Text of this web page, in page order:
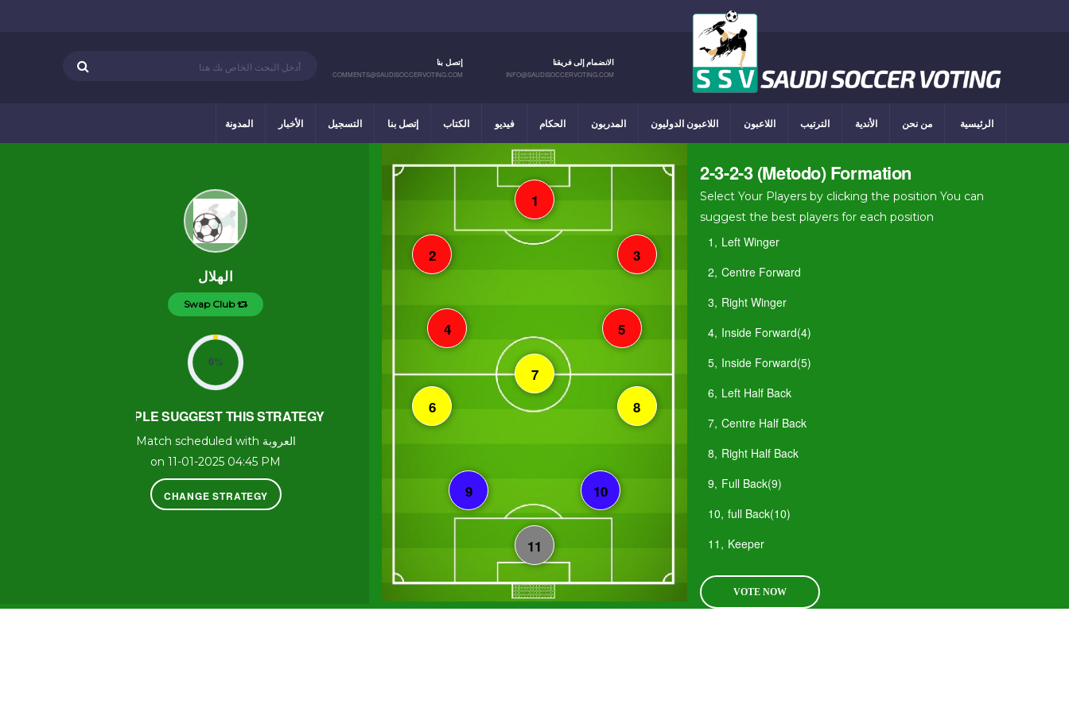
الانضمام إلى فريقنا
INFO@SAUDISOCCERVOTING.COM
إتصل بنا
COMMENTS@SAUDISOCCERVOTING.COM
الرئيسية من نحن الأندية الترتيب اللاعبون اللاعبون الدوليون المدربون الحكام فيديو الكتاب إتصل بنا التسجيل الأخبار المدونة
2-3-2-3 (Metodo) Formation
Select Your Players by clicking the position You can
suggest the best players for each position
1, Left Winger
2, Centre Forward
3, Right Winger
4, Inside Forward(4)
5, Inside Forward(5)
6, Left Half Back
7, Centre Half Back
8, Right Half Back
9, Full Back(9)
10, full Back(10)
11, Keeper
VOTE NOW
الهلال
Swap Club
0%
PEOPLE SUGGEST THIS STRATEGY
Match scheduled with العروبة
on 11-01-2025 04:45 PM
CHANGE STRATEGY